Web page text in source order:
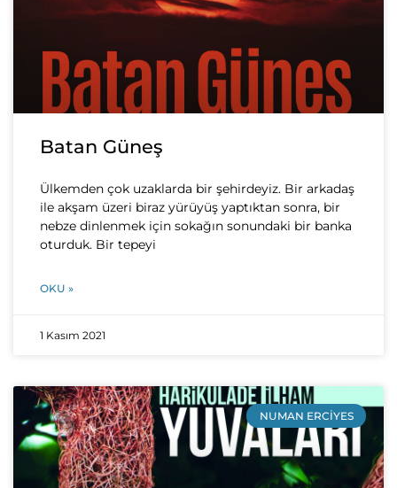
Batan Güneş
Ülkemden çok uzaklarda bir şehirdeyiz. Bir arkadaş
ile akşam üzeri biraz yürüyüş yaptıktan sonra, bir
nebze dinlenmek için sokağın sonundaki bir banka
oturduk. Bir tepeyi
OKU »
1 Kasım 2021
NUMAN ERCIYES